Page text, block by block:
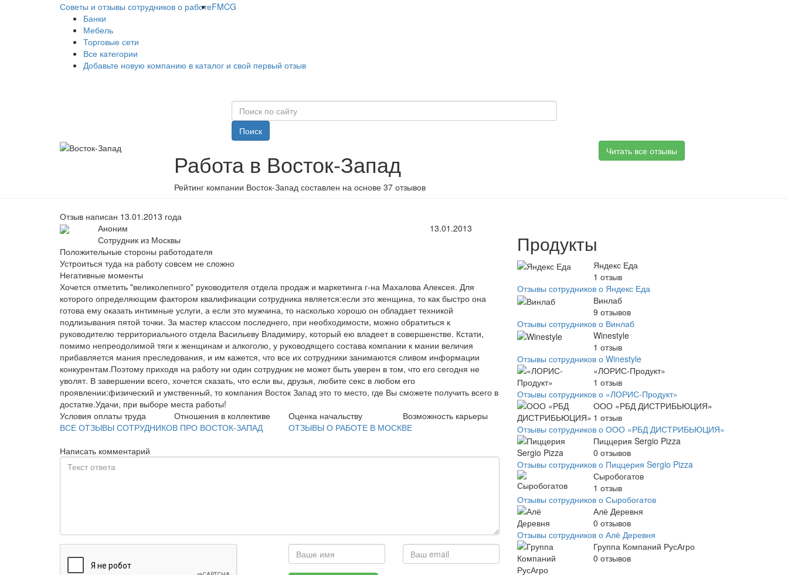
Советы и отзывы сотрудников о работеFMCG
Банки
Мебель
Торговые сети
Все категории
Добавьте новую компанию в каталог и свой первый отзыв
Поиск
Работа в Восток-Запад
Рейтинг компании Восток-Запад составлен на основе 37 отзывов
Читать все отзывы
Отзыв написан 13.01.2013 года
Аноним
Сотрудник из Москвы
13.01.2013
Положительные стороны работодателя
Устроиться туда на работу совсем не сложно
Негативные моменты
Хочется отметить "великолепного" руководителя отдела продаж и маркетинга г-на Махалова Алексея. Для
которого определяющим фактором квалификации сотрудника является:если это женщина, то как быстро она
готова ему оказать интимные услуги, а если это мужчина, то насколько хорошо он обладает техникой
подлизывания пятой точки. За мастер классом последнего, при необходимости, можно обратиться к
руководителю территориального отдела Васильеву Владимиру, который ею владеет в совершенстве. Кстати,
помимо непреодолимой тяги к женщинам и алкоголю, у руководящего состава компании к мании величия
прибавляется мания преследования, и им кажется, что все их сотрудники занимаются сливом информации
конкурентам.Поэтому приходя на работу ни один сотрудник не может быть уверен в том, что его сегодня не
уволят. В завершении всего, хочется сказать, что если вы, друзья, любите секс в любом его
проявлении:физический и умственный, то компания Восток Запад это то место, где Вы сможете получить всего в
достатке.Удачи, при выборе места работы!
Условия оплаты труда
Отношения в коллективе Оценка начальству
Возможность карьеры
ВСЕ ОТЗЫВЫ СОТРУДНИКОВ ПРО ВОСТОК-ЗАПАД
ОТЗЫВЫ О РАБОТЕ В МОСКВЕ
Написать комментарий
Продукты
Яндекс Еда
1 отзыв
Отзывы сотрудников о Яндекс Еда
Винлаб
9 отзывов
Отзывы сотрудников о Винлаб
Winestyle
1 отзыв
Отзывы сотрудников о Winestyle
«ЛОРИС-Продукт»
1 отзыв
Отзывы сотрудников о «ЛОРИС-Продукт»
ООО «РБД ДИСТРИБЬЮЦИЯ»
1 отзыв
Отзывы сотрудников о ООО «РБД ДИСТРИБЬЮЦИЯ»
Пиццерия Sergio Pizza
0 отзывов
Отзывы сотрудников о Пиццерия Sergio Pizza
Сыробогатов
1 отзыв
Отзывы сотрудников о Сыробогатов
Алё Деревня
0 отзывов
Отзывы сотрудников о Алё Деревня
Группа Компаний РусАгро
0 отзывов